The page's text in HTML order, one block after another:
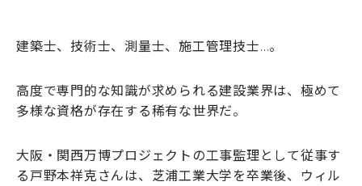
建築士、技術士、測量士、施工管理技士…。
高度で専門的な知識が求められる建設業界は、極めて
多様な資格が存在する稀有な世界だ。
大阪・関西万博プロジェクトの工事監理として従事す
る戸野本祥克さんは、芝浦工業大学を卒業後、ウィル